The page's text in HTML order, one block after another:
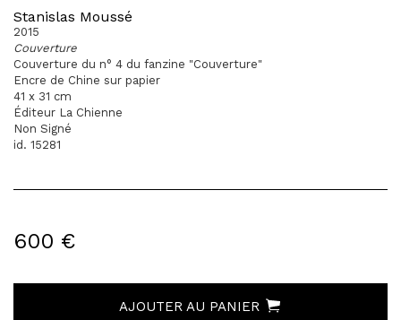
Stanislas Moussé
2015
Couverture
Couverture du n° 4 du fanzine "Couverture"
Encre de Chine sur papier
41 x 31 cm
Éditeur La Chienne
Non Signé
id. 15281
600 €
AJOUTER AU PANIER